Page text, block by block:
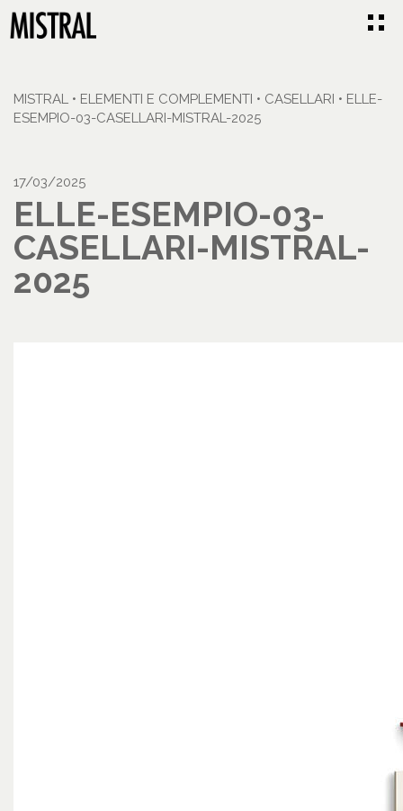
MISTRAL • ELEMENTI E COMPLEMENTI • CASELLARI • ELLE-
ESEMPIO-03-CASELLARI-MISTRAL-2025
17/03/2025
ELLE-ESEMPIO-03-
CASELLARI-MISTRAL-
2025